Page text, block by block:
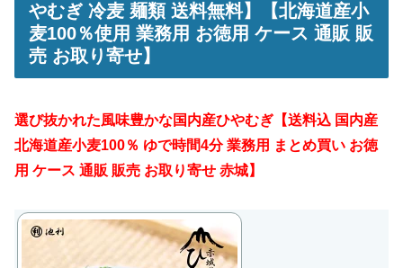
やむぎ 冷麦 麺類 送料無料】【北海道産小
麦100％使用 業務用 お徳用 ケース 通販 販
売 お取り寄せ】
選び抜かれた風味豊かな国内産ひやむぎ【送料込 国内産
北海道産小麦100％ ゆで時間4分 業務用 まとめ買い お徳
用 ケース 通販 販売 お取り寄せ 赤城】